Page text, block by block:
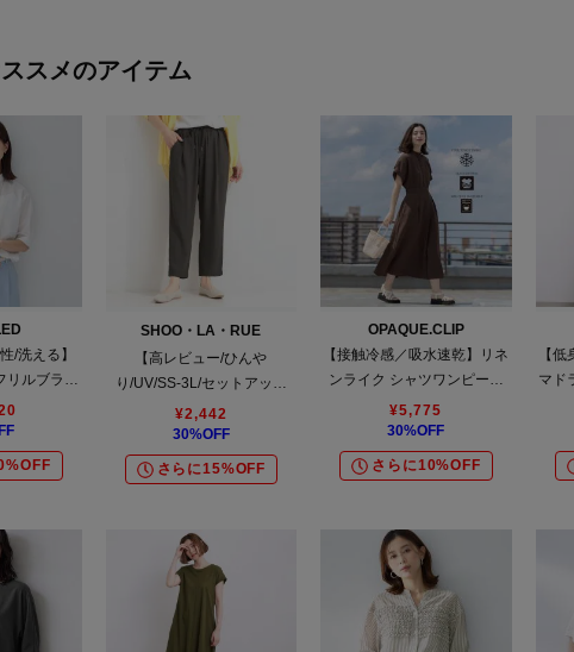
スメのアイテム
/洗える】
リルブラウ
SHOO・LA・RUE
【高レビュー/ひんや
り/UV/SS-3L/セットアップ
可】さらさらぷるん イージー
テーパードパンツ
¥2,442
30%OFF
さらに15%OFF
OPAQUE.CLIP
【接触冷感／吸水速乾】リネ
ンライク シャツワンピース
《洗濯機OK》
¥5,775
30%OFF
さらに10%OFF
【
マド